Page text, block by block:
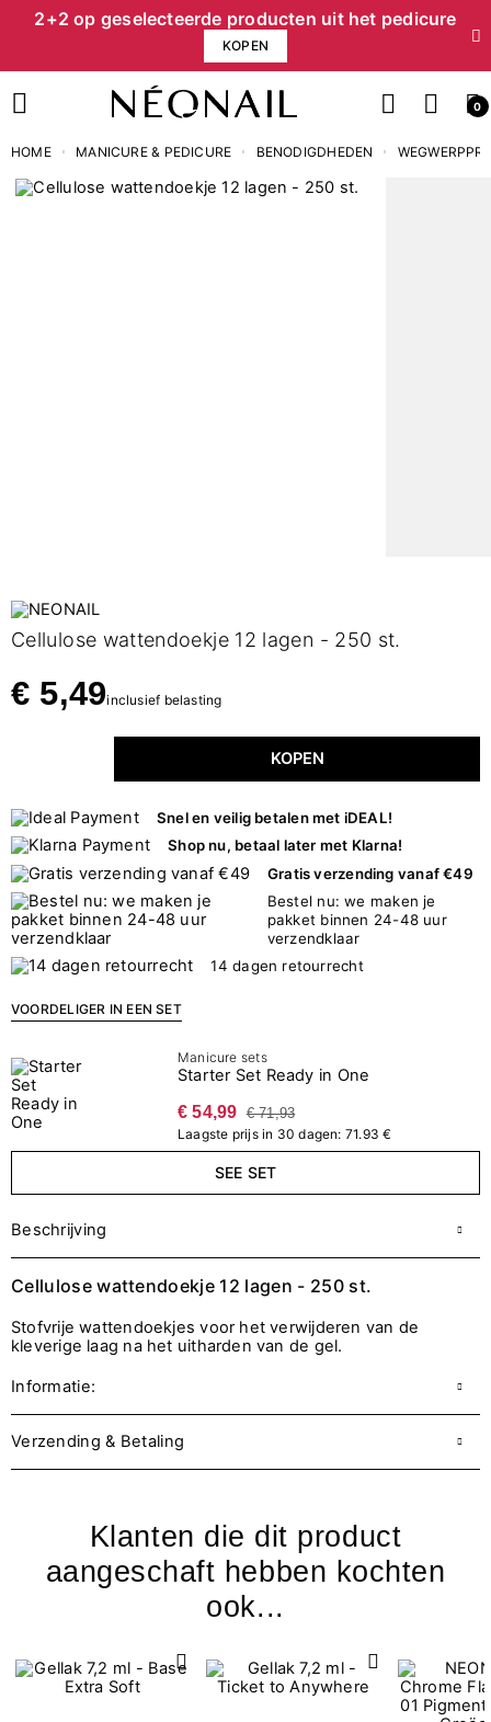
2+2 op geselecteerde producten uit het pedicure
KOPEN
0
HOME MANICURE & PEDICURE BENODIGDHEDEN
Cellulose wattendoekje 12 lagen - 250 st.
€ 5,49inclusief belasting
KOPEN
Snel en veilig betalen met iDEAL!
Shop nu, betaal later met Klarna!
Gratis verzending vanaf €49
Bestel nu: we maken je
pakket binnen 24-48 uur
verzendklaar
14 dagen retourrecht
VOORDELIGER IN EEN SET
Manicure sets
Starter Set Ready in One
€ 54,99 € 71,93
Laagste prijs in 30 dagen: 71.93 €
SEE SET
Beschrijving
Cellulose wattendoekje 12 lagen - 250 st.
Stofvrije wattendoekjes voor het verwijderen van de
kleverige laag na het uitharden van de gel.
Informatie:
Verzending & Betaling
Klanten die dit product
aangeschaft hebben kochten
ook...